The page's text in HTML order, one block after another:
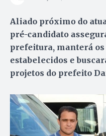
Aliado próximo do
pré-candidato
prefeitura, manterá
estabelecidos e
projetos do prefeito